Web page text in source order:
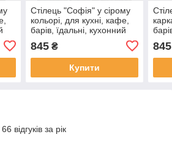
Стілець "Софія" у сірому
кольорі, для кухні, кафе,
барів, їдальні, кухонний
845₴
Купити
845
відгуків за рік